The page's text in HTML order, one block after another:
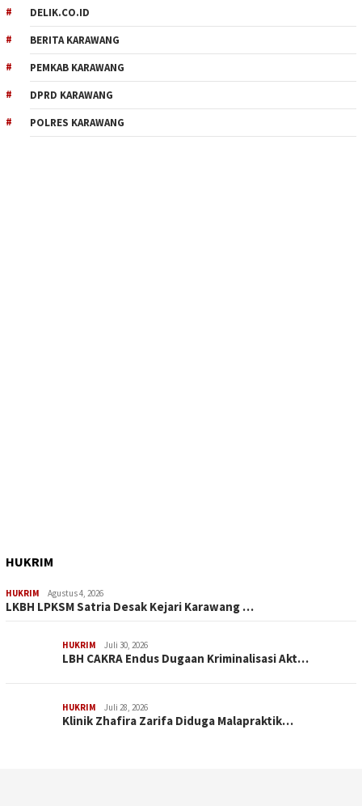
DELIK.CO.ID
BERITA KARAWANG
PEMKAB KARAWANG
DPRD KARAWANG
POLRES KARAWANG
HUKRIM
HUKRIM Agustus 4, 2026
LKBH LPKSM Satria Desak Kejari Karawang …
HUKRIM Juli 30, 2026
LBH CAKRA Endus Dugaan Kriminalisasi Akt…
HUKRIM Juli 28, 2026
Klinik Zhafira Zarifa Diduga Malapraktik…